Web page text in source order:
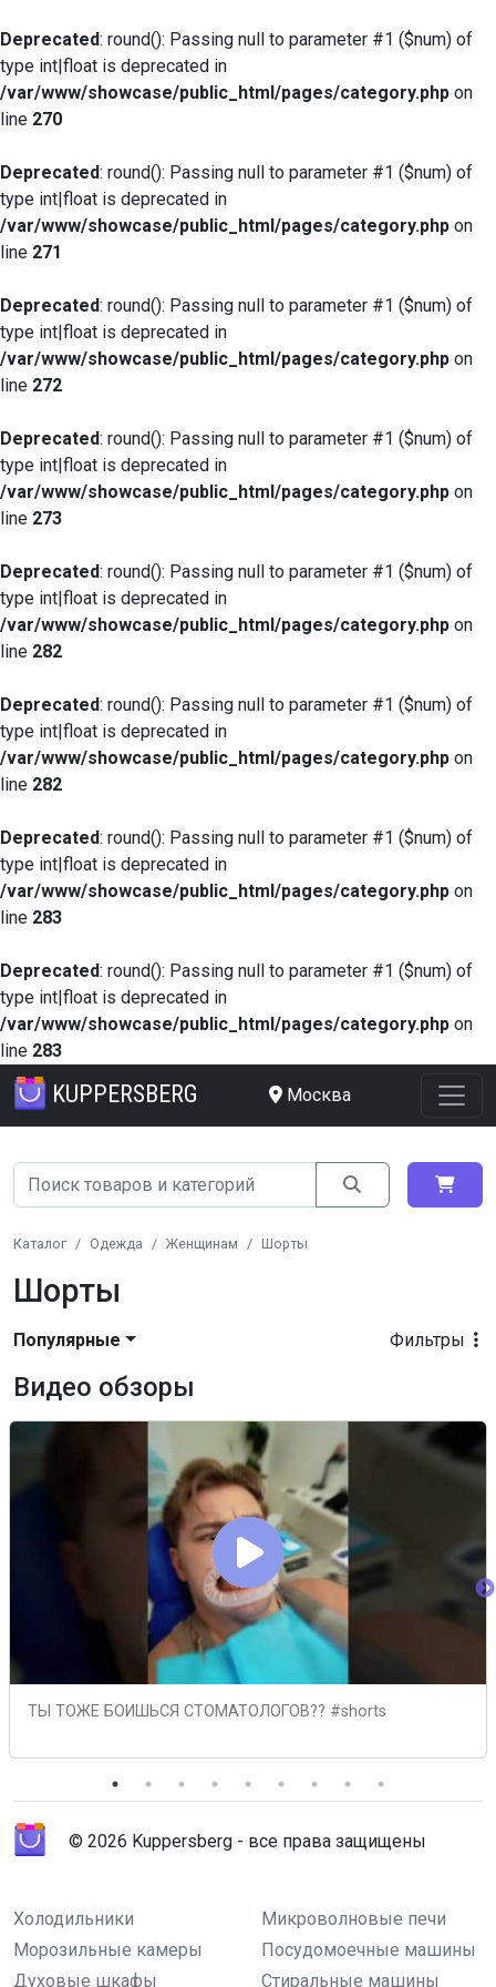
Deprecated: round(): Passing null to parameter #1 ($num) of
type int|float is deprecated in
/var/www/showcase/public_html/pages/category.php on
line 270
Deprecated: round(): Passing null to parameter #1 ($num) of
type int|float is deprecated in
/var/www/showcase/public_html/pages/category.php on
line 271
Deprecated: round(): Passing null to parameter #1 ($num) of
type int|float is deprecated in
/var/www/showcase/public_html/pages/category.php on
line 272
Deprecated: round(): Passing null to parameter #1 ($num) of
type int|float is deprecated in
/var/www/showcase/public_html/pages/category.php on
line 273
Deprecated: round(): Passing null to parameter #1 ($num) of
type int|float is deprecated in
/var/www/showcase/public_html/pages/category.php on
line 282
Deprecated: round(): Passing null to parameter #1 ($num) of
type int|float is deprecated in
/var/www/showcase/public_html/pages/category.php on
line 282
Deprecated: round(): Passing null to parameter #1 ($num) of
type int|float is deprecated in
/var/www/showcase/public_html/pages/category.php on
line 283
Deprecated: round(): Passing null to parameter #1 ($num) of
type int|float is deprecated in
/var/www/showcase/public_html/pages/category.php on
line 283
KUPPERSBERG Москва
Каталог Одежда Женщинам Шорты
Шорты
Фильтры
Популярные
Видео обзоры
ТЫ ТОЖЕ БОИШЬСЯ СТОМАТОЛОГОВ?? #shorts
© 2026 Kuppersberg - все права защищены
Холодильники
Микроволновые печи
Морозильные камеры
Посудомоечные машины
Духовые шкафы
Стиральные машины